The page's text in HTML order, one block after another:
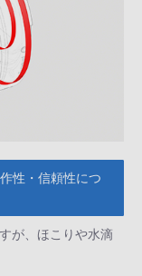
性・信頼性につ
が、ほこりや水滴